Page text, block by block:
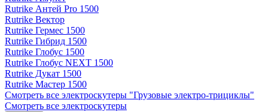
Rutrike Антей Pro 1500
Rutrike Вектор
Rutrike Гермес 1500
Rutrike Гибрид 1500
Rutrike Глобус 1500
Rutrike Глобус NEXT 1500
Rutrike Дукат 1500
Rutrike Мастер 1500
Смотреть все электро­скутеры "Грузовые электро‑трициклы"
Смотреть все электро­скутеры